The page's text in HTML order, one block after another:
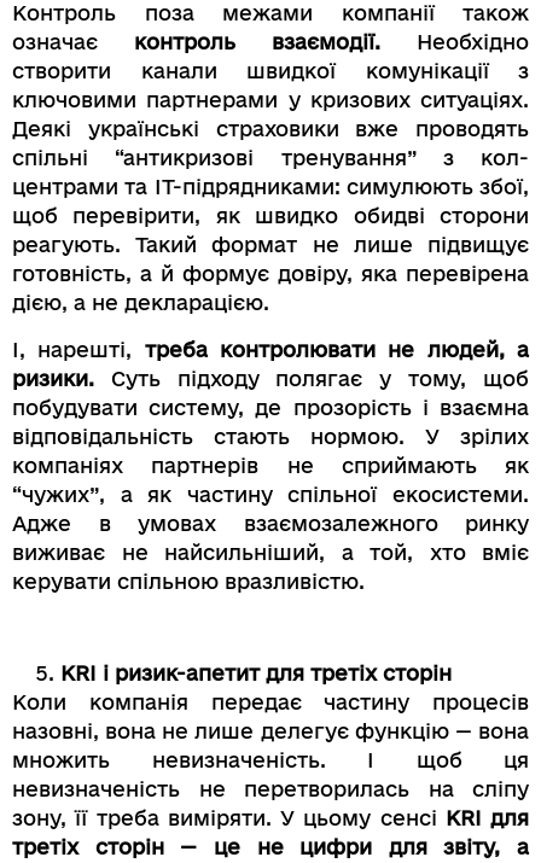
Контроль поза межами компанії також
означає контроль взаємодії. Необхідно
створити канали швидкої комунікації з
ключовими партнерами у кризових ситуаціях.
Деякі українські страховики вже проводять
спільні “антикризові тренування” з кол-
центрами та IT-підрядниками: симулюють збої,
щоб перевірити, як швидко обидві сторони
реагують. Такий формат не лише підвищує
готовність, а й формує довіру, яка перевірена
дією, а не декларацією.
І, нарешті, треба контролювати не людей, а
ризики. Суть підходу полягає у тому, щоб
побудувати систему, де прозорість і взаємна
відповідальність стають нормою. У зрілих
компаніях партнерів не сприймають як
“чужих”, а як частину спільної екосистеми.
Адже в умовах взаємозалежного ринку
виживає не найсильніший, а той, хто вміє
керувати спільною вразливістю.
KRI і ризик-апетит для третіх сторін
Коли компанія передає частину процесів
назовні, вона не лише делегує функцію — вона
множить невизначеність. І щоб ця
невизначеність не перетворилась на сліпу
зону, її треба виміряти. У цьому сенсі KRI для
третіх сторін — це не цифри для звіту, а